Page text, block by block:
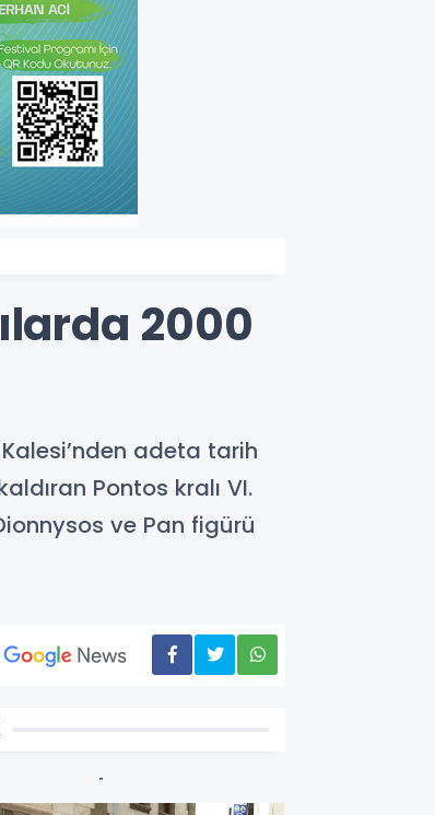
2000
adeta tarih
Pontos kralı VI.
ve Pan figürü